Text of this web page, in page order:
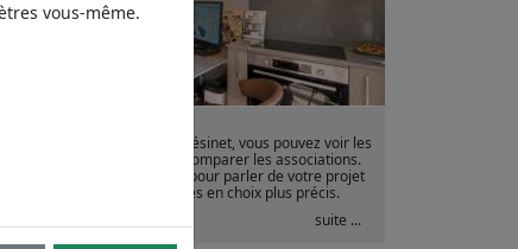
PANAC Design du Vésinet, vous pouvez voir les
toucher les finitions et comparer les associations.
y reçois personnellement pour parler de votre projet
vos premières idées en choix plus précis.
suite ...
vous-même.